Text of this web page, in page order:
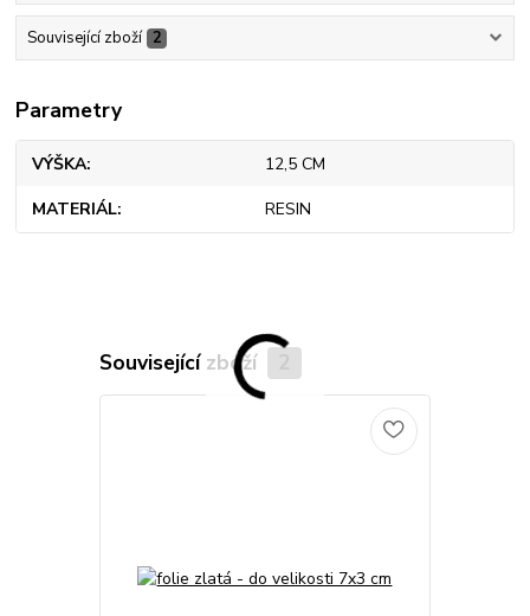
Související zboží 2
Parametry
VÝŠKA 12,5 CM
MATERIÁL RESIN
Související zboží